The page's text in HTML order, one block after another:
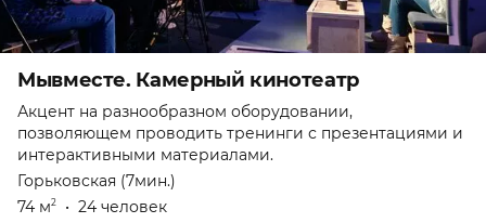
Мывместе. Камерный кинотеатр
Акцент на разнообразном оборудовании,
позволяющем проводить тренинги с презентациями и
интерактивными материалами.
Горьковская (7мин.)
74 м2 • 24 человек